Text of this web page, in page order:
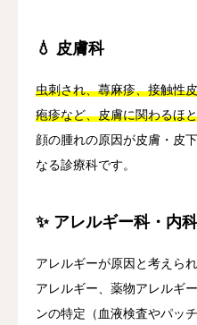
💧 皮膚科
虫刺され、蕁麻疹、接触性
疱疹など、皮膚に関わるほ
顔の腫れの原因が皮膚・皮
なる診療科です。
✨ アレルギー科・内科
アレルギーが原因と考えら
アレルギー、薬物アレルギ
ンの特定（血液検査やパッ